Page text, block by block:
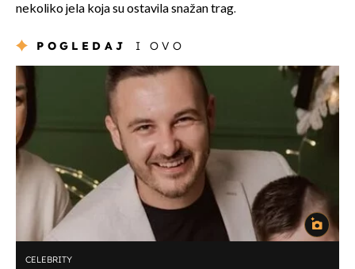
nekoliko jela koja su ostavila snažan trag.
POGLEDAJ I OVO
CELEBRITY